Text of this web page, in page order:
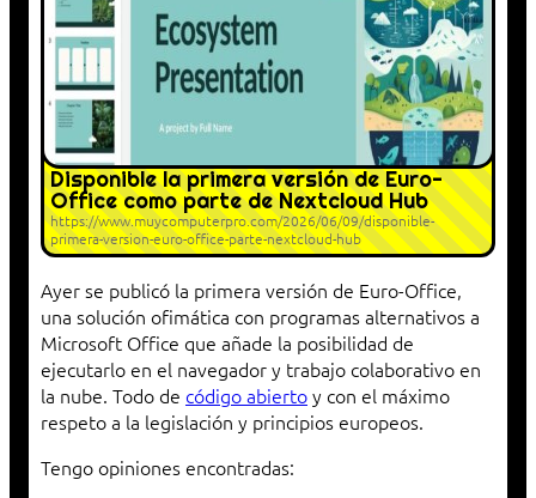
Disponible la primera versión de Euro-
Office como parte de Nextcloud Hub
https://www.muycomputerpro.com/2026/06/09/disponible-
primera-version-euro-office-parte-nextcloud-hub
Ayer se publicó la primera versión de Euro-Office,
una solución ofimática con programas alternativos a
Microsoft Office que añade la posibilidad de
ejecutarlo en el navegador y trabajo colaborativo en
la nube. Todo de código abiertoy con el máximo
respeto a la legislación y principios europeos.
Tengo opiniones encontradas: